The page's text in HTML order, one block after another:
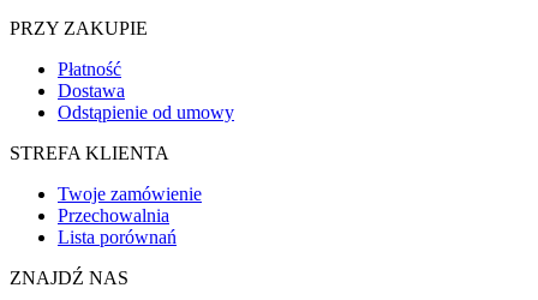
PRZY ZAKUPIE
Płatność
Dostawa
Odstąpienie od umowy
STREFA KLIENTA
Twoje zamówienie
Przechowalnia
Lista porównań
ZNAJDŹ NAS